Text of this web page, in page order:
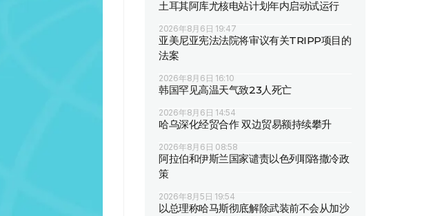
土耳其阿库尤核电站计划年内启动试运行
2026年8月6日 19:47
亚美尼亚宪法法院将审议有关TRIPP项目的
法案
2026年8月6日 16:10
韩国罕见高温天气致23人死亡
2026年8月6日 14:54
哈乌深化经贸合作 双边贸易额持续攀升
2026年8月6日 08:58
阿拉伯和伊斯兰国家谴责以色列耶路撒冷政
策
2026年8月5日 19:54
以总理称哈马斯彻底解除武装前不会从加沙